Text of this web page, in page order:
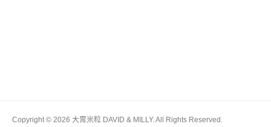
Copyright © 2026 大胃米粒 DAVID & MILLY. All Rights Reserved.